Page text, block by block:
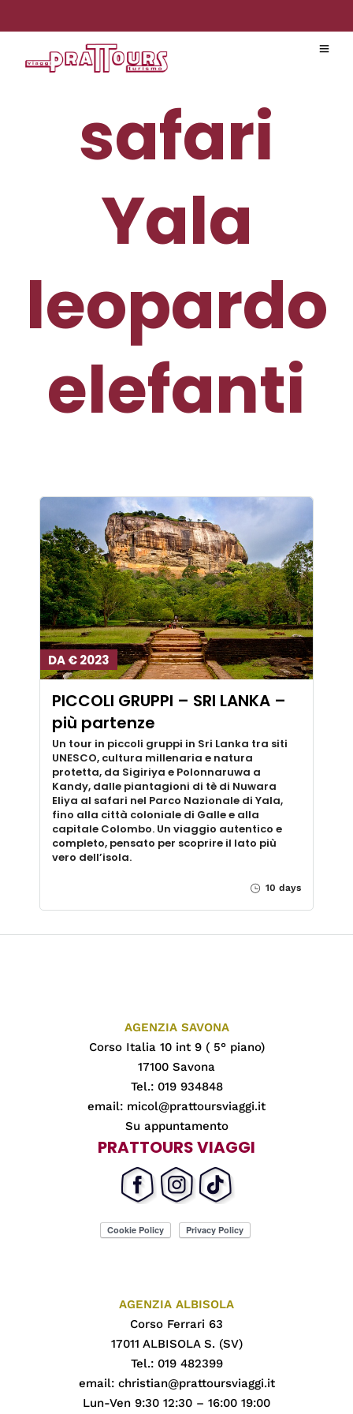
safari
Yala
leopardo
elefanti
DA € 2023
PICCOLI GRUPPI – SRI LANKA –
più partenze
Un tour in piccoli gruppi in Sri Lanka tra siti
UNESCO, cultura millenaria e natura
protetta, da Sigiriya e Polonnaruwa a
Kandy, dalle piantagioni di tè di Nuwara
Eliya al safari nel Parco Nazionale di Yala,
fino alla città coloniale di Galle e alla
capitale Colombo. Un viaggio autentico e
completo, pensato per scoprire il lato più
vero dell’isola.
10 days
AGENZIA SAVONA
Corso Italia 10 int 9 ( 5° piano)
17100 Savona
Tel.: 019 934848
email: micol@prattoursviaggi.it
Su appuntamento
PRATTOURS VIAGGI
AGENZIA ALBISOLA
Corso Ferrari 63
17011 ALBISOLA S. (SV)
Tel.: 019 482399
email: christian@prattoursviaggi.it
Lun-Ven 9:30 12:30 – 16:00 19:00